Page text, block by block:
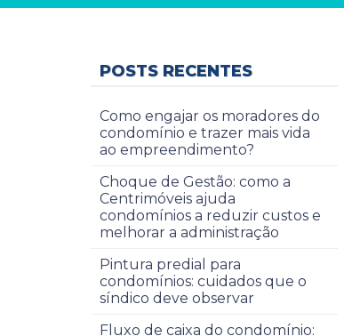
POSTS RECENTES
Como engajar os moradores do
condomínio e trazer mais vida
ao empreendimento?
Choque de Gestão: como a
Centrimóveis ajuda
condomínios a reduzir custos e
melhorar a administração
Pintura predial para
condomínios: cuidados que o
síndico deve observar
Fluxo de caixa do condomínio: